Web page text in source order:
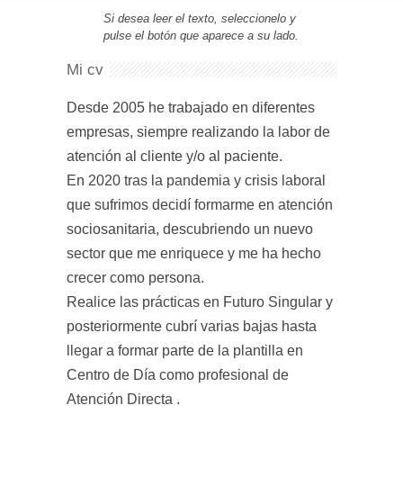
Si desea leer el texto, seleccionelo y
pulse el botón que aparece a su lado.
Mi cv
Desde 2005 he trabajado en diferentes
empresas, siempre realizando la labor de
atención al cliente y/o al paciente.
En 2020 tras la pandemia y crisis laboral
que sufrimos decidí formarme en atención
sociosanitaria, descubriendo un nuevo
sector que me enriquece y me ha hecho
crecer como persona.
Realice las prácticas en Futuro Singular y
posteriormente cubrí varias bajas hasta
llegar a formar parte de la plantilla en
Centro de Día como profesional de
Atención Directa .